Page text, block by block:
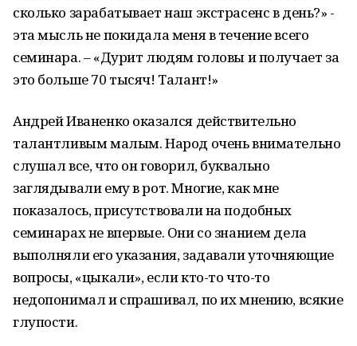
сколько зарабатывает наш экстрасенс в день?» -
эта мысль не покидала меня в течение всего
семинара. – «Дурит людям головы и получает за
это больше 70 тысяч! Талант!»
Андрей Иваненко оказался действительно
талантливым малым. Народ очень внимательно
слушал все, что он говорил, буквально
заглядывали ему в рот. Многие, как мне
показалось, присутствовали на подобных
семинарах не впервые. Они со знанием дела
выполняли его указания, задавали уточняющие
вопросы, «цыкали», если кто-то что-то
недопонимал и спрашивал, по их мнению, всякие
глупости.